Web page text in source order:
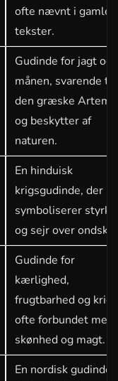
ofte nævnt i gamle
tekster.
Gudinde for jagt og
månen, svarende til
den græske
og beskytter af
naturen.
En hinduisk
krigsgudinde, der
symboliserer styrke
og sejr over
Gudinde for
kærlighed,
frugtbarhed og krig,
ofte forbundet med
skønhed og magt.
En nordisk gudinde